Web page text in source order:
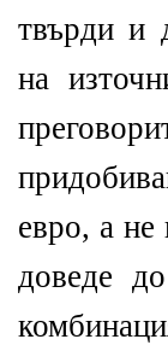
твърди и
на
евро, а
доведе